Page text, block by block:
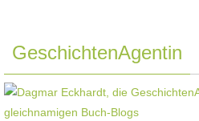
GeschichtenAgentin